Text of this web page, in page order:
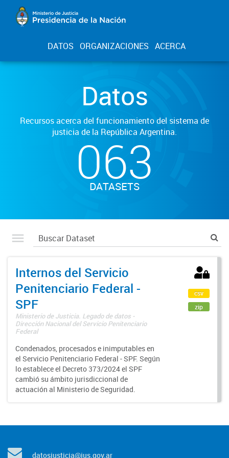
DATOS ORGANIZACIONES ACERCA
Datos
Recursos acerca del funcionamiento del sistema de
justicia de la República Argentina.
063
DATASETS
Internos del Servicio
Penitenciario Federal -
SPF
Ministerio de Justicia. Legado de datos -
Dirección Nacional del Servicio Penitenciario
Federal
Condenados, procesados e inimputables en
el Servicio Penitenciario Federal - SPF. Según
lo establece el Decreto 373/2024 el SPF
cambió su ámbito jurisdiccional de
actuación al Ministerio de Seguridad.
csv
zip
datosjusticia@jus.gov.ar